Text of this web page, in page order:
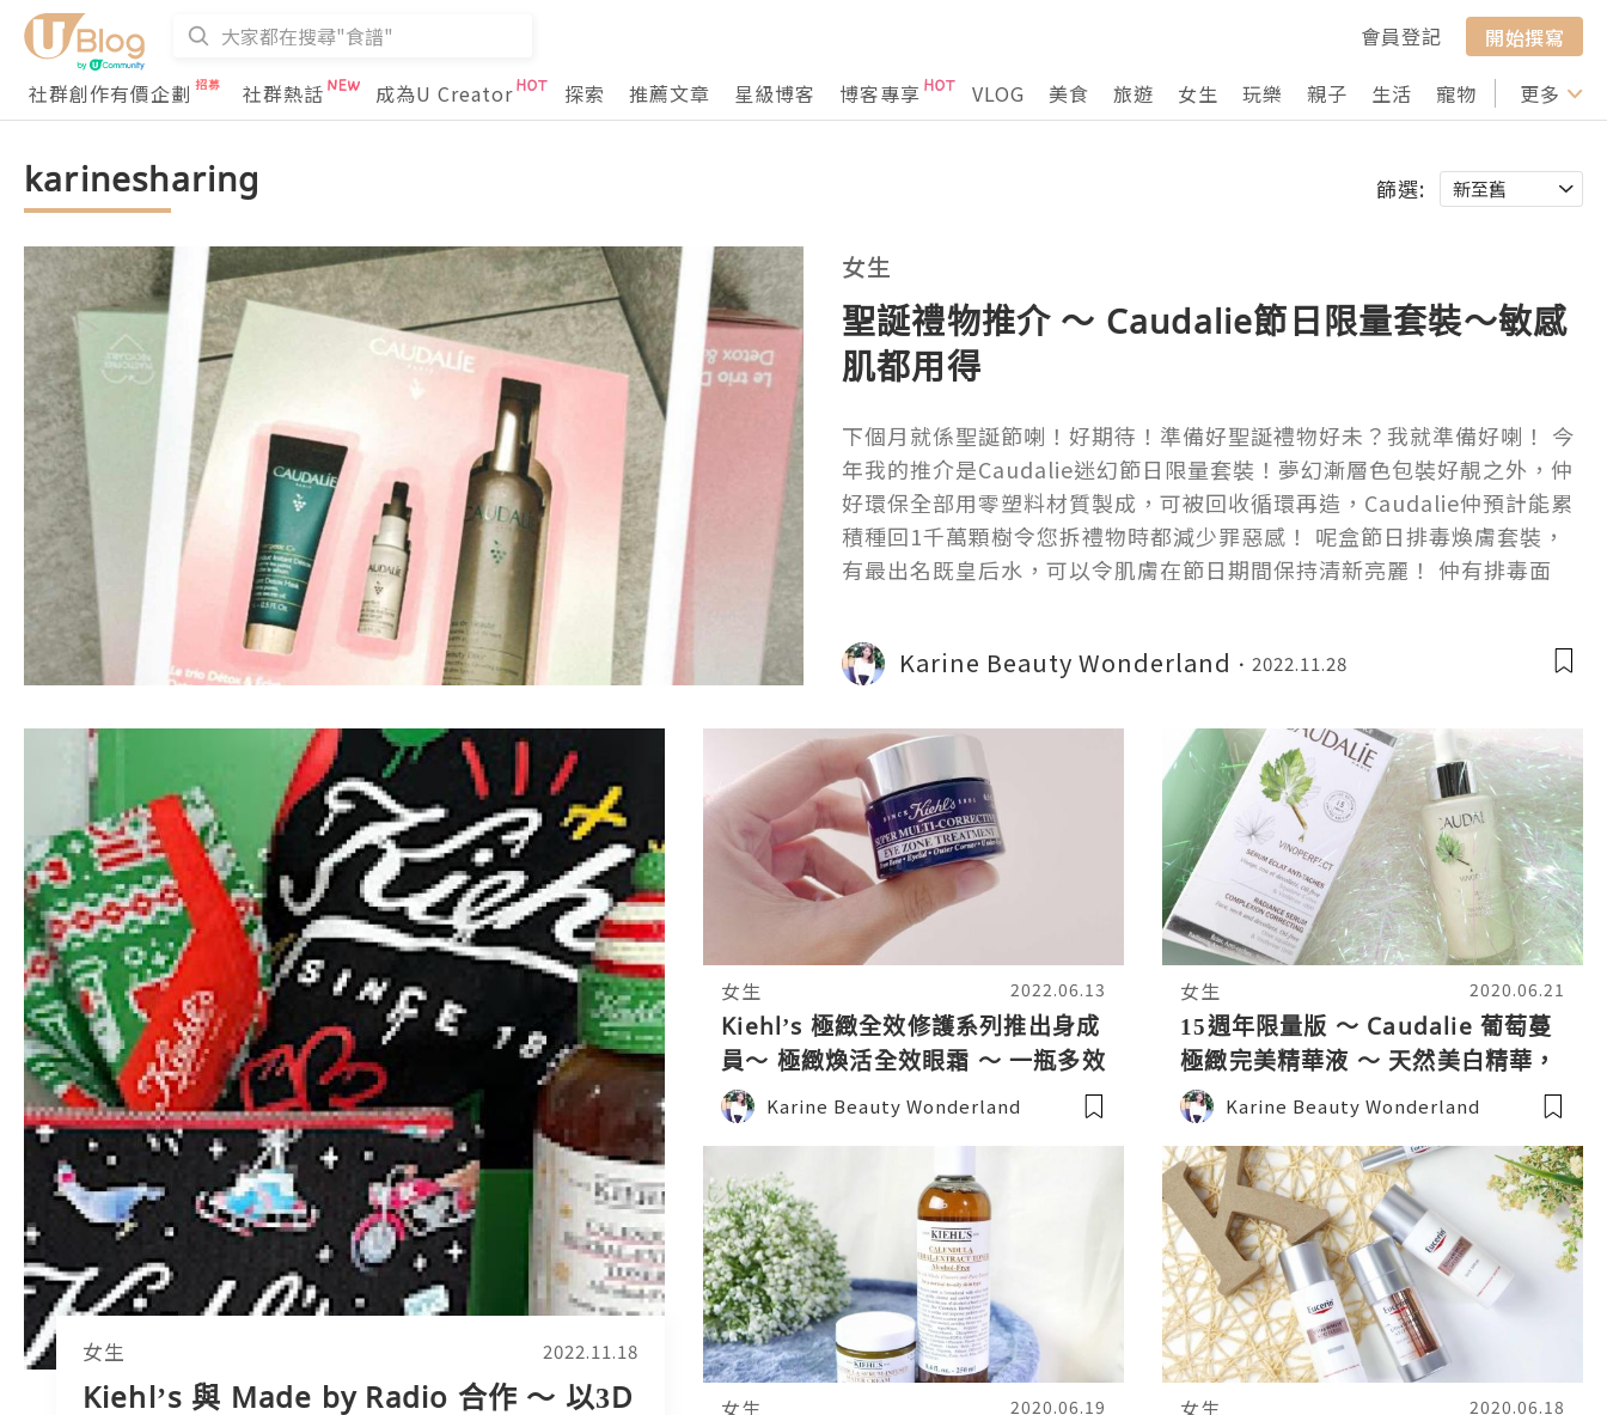
會員登記
開始撰寫
社群創作有價企劃
社群熱話 成為U Creator 探索 推薦文章 星級博客 博客專享 VLOG 美食 旅遊 女生 玩樂 親子 生活 寵物 行山 打卡
更多
karinesharing 篩選:
女生
聖誕禮物推介 ～ Caudalie節日限量套裝～敏感
肌都用得
下個月就係聖誕節喇！好期待！準備好聖誕禮物好未？我就準備好喇！ 今
年我的推介是Caudalie迷幻節日限量套裝！夢幻漸層色包裝好靚之外，仲
好環保全部用零塑料材質製成，可被回收循環再造，Caudalie仲預計能累
積種回1千萬顆樹令您拆禮物時都減少罪惡感！ 呢盒節日排毒煥膚套裝，
有最出名既皇后水，可以令肌膚在節日期間保持清新亮麗！ 仲有排毒面
Karine Beauty Wonderland 2022.11.28
女生 2022.11.18
Kiehl’s 與 Made by Radio 合作 ～ 以3D
女生 2022.06.13
Kiehl’s 極緻全效修護系列推出身成
員～ 極緻煥活全效眼霜 ～ 一瓶多效
的眼霜Karine Beauty Wonderland
女生 2020.06.21
15週年限量版 ～ Caudalie 葡萄蔓
極緻完美精華液 ～ 天然美白精華，
溫和美白肌膚
Karine Beauty Wonderland
女生 2020.06.19 女生 2020.06.18